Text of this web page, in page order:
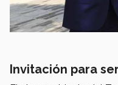
Invitación para